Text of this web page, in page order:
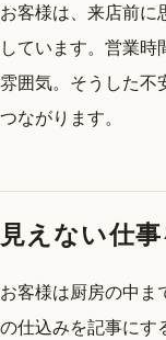
お客様は、来店前に
しています。営業
雰囲気。そうした不
つながります。
見えない仕
お客様は厨房の中ま
の仕込みを記事にす